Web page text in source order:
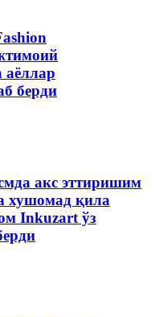
аёллар
берди
акс эттиришим
хушомад қила
Inkuzart ўз